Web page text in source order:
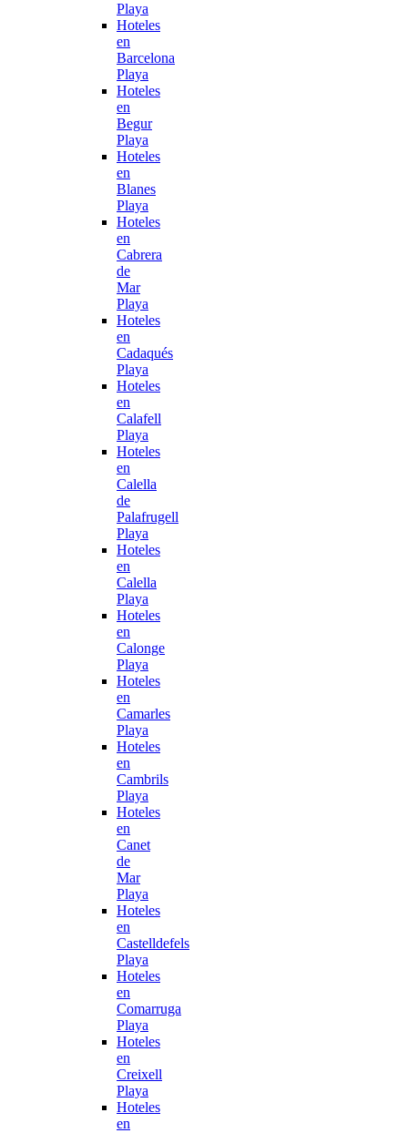
Playa
Hoteles
en
Barcelona
Playa
Hoteles
en
Begur
Playa
Hoteles
en
Blanes
Playa
Hoteles
en
Cabrera
de
Mar
Playa
Hoteles
en
Cadaqués
Playa
Hoteles
en
Calafell
Playa
Hoteles
en
Calella
de
Palafrugell
Playa
Hoteles
en
Calella
Playa
Hoteles
en
Calonge
Playa
Hoteles
en
Camarles
Playa
Hoteles
en
Cambrils
Playa
Hoteles
en
Canet
de
Mar
Playa
Hoteles
en
Castelldefels
Playa
Hoteles
en
Comarruga
Playa
Hoteles
en
Creixell
Playa
Hoteles
en